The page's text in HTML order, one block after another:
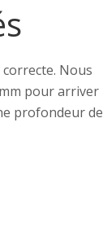
Nous
pour arriver
profondeur de